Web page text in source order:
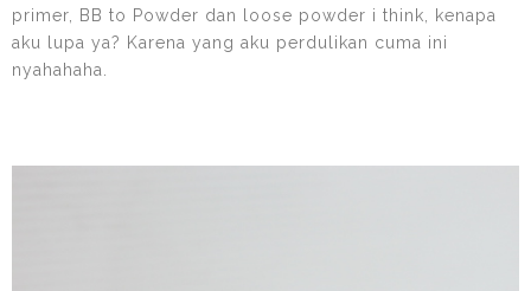
primer, BB to Powder dan loose powder i think, kenapa
aku lupa ya? Karena yang aku perdulikan cuma ini
nyahahaha.